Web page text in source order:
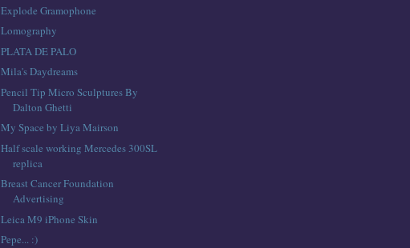
Explode Gramophone
Lomography
PLATA DE PALO
Mila's Daydreams
Pencil Tip Micro Sculptures By
Dalton Ghetti
My Space by Liya Mairson
Half scale working Mercedes 300SL
replica
Breast Cancer Foundation
Advertising
Leica M9 iPhone Skin
Pepe... :)